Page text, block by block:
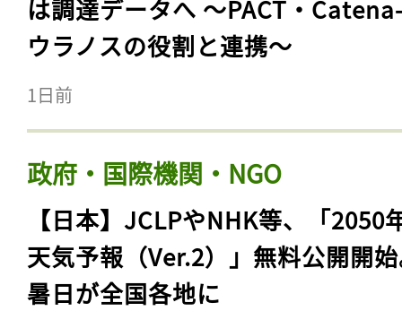
は調達データへ 〜PACT・
ウラノスの役割と連携〜
1日前
政府・国際機関・NGO
【日本】JCLPやNHK等、「2050
天気予報（Ver.2）」無料公開開
暑日が全国各地に